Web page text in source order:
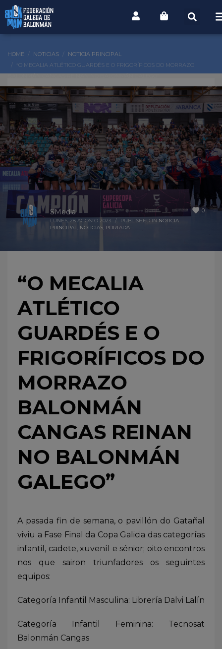
HOME NOTICIAS
NOTICIA PRINCIPAL
“O MECALIA ATLÉTICO GUARDÉS E O FRIGORÍFICOS DO MORRAZO
0
SMedia
LUNES, 28 AGOSTO 2023 / PUBLISHED IN NOTICIA
PRINCIPAL, NOTICIAS, PORTADA
“O MECALIA
ATLÉTICO
GUARDÉS E O
FRIGORÍFICOS DO
MORRAZO
BALONMÁN
CANGAS REINAN
NO BALONMÁN
GALEGO”
A pasada fin de semana, o pavillón do Gatañal
viviu a Fase Final da Copa Galicia das categorías
infantil, cadete, xuveníl e sénior; oito encontros
nos que sairon triunfadores os seguintes
equipos:
Categoría Infantil Masculina: Librería Dalvi Lalín
Categoría Infantil Feminina: Tecnosat
Balonmán Cangas